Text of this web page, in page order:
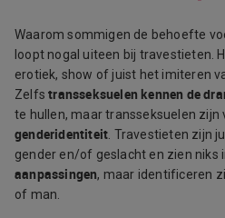
Waarom sommigen de behoefte
loopt nogal uiteen bij travestieten.
erotiek, show of juist het imiteren
Zelfstransseksuelen kennen de
te hullen, maar transseksuelen zijn
genderidentiteit . Travestieten zijn
gender en/of geslacht en zien niks
aanpassingen, maar identificeren
of man.